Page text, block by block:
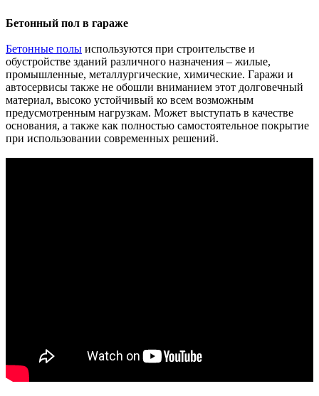
Бетонный пол в гараже
Бетонные полы используются при строительстве и
обустройстве зданий различного назначения – жилые,
промышленные, металлургические, химические. Гаражи и
автосервисы также не обошли вниманием этот долговечный
материал, высоко устойчивый ко всем возможным
предусмотренным нагрузкам. Может выступать в качестве
основания, а также как полностью самостоятельное покрытие
при использовании современных решений.